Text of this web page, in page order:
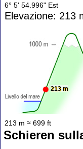
6° 5' 54.996" Est
Elevazione: 213
213 m
213 m ≈ 699 ft
Schieren